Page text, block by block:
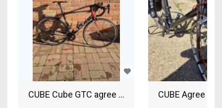
CUBE Cube GTC agree Országúti Shimano
CUBE Agree